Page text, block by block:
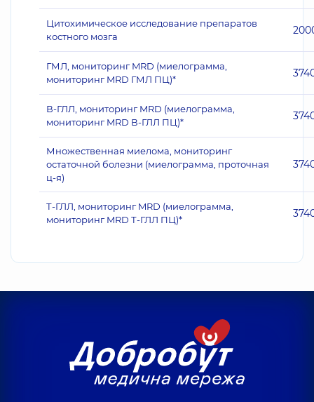
Цитохимическое исследование препаратов
костного мозга
ГМЛ, мониторинг MRD (миелограмма,
мониторинг MRD ГМЛ ПЦ)*
В-ГЛЛ, мониторинг MRD (миелограмма,
мониторинг MRD В-ГЛЛ ПЦ)*
Множественная миелома, мониторинг
остаточной болезни (миелограмма, проточная
ц-я)
Т-ГЛЛ, мониторинг MRD (миелограмма,
мониторинг MRD Т-ГЛЛ ПЦ)*